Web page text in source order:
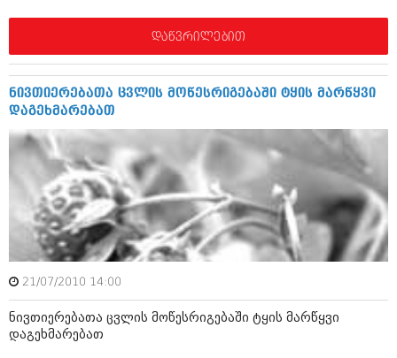
ბიზნესსიახლეები
გვარები
თემიდას სასწორი
იუმორი
კალეიდოსკოპი
ჰოროსკოპი და შეუცნობელი
რომანი და დეტექტივი
სახალისო ამბები
იუმორი
კალეიდოსკოპი
ჰოროსკოპი და შეუცნობელი
კრიმინალი
რომანი და დეტექტივი
სახალისო ამბები
შოუბიზნესი
დაიჯესტი
დაწვრილებით
ნივთიერებათა ცვლის მოწესრიგებაში ტყის მარწყვი
დაგეხმარებათ
21/07/2010 14:00
ნივთიერებათა ცვლის მოწესრიგებაში ტყის მარწყვი
დაგეხმარებათ